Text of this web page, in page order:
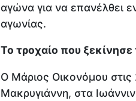
αγώνα για να επανέλθει
αγωνίας.
Το τροχαίο που
Ο Μάριος Οικονόμου
Μακρυγιάννη, στα